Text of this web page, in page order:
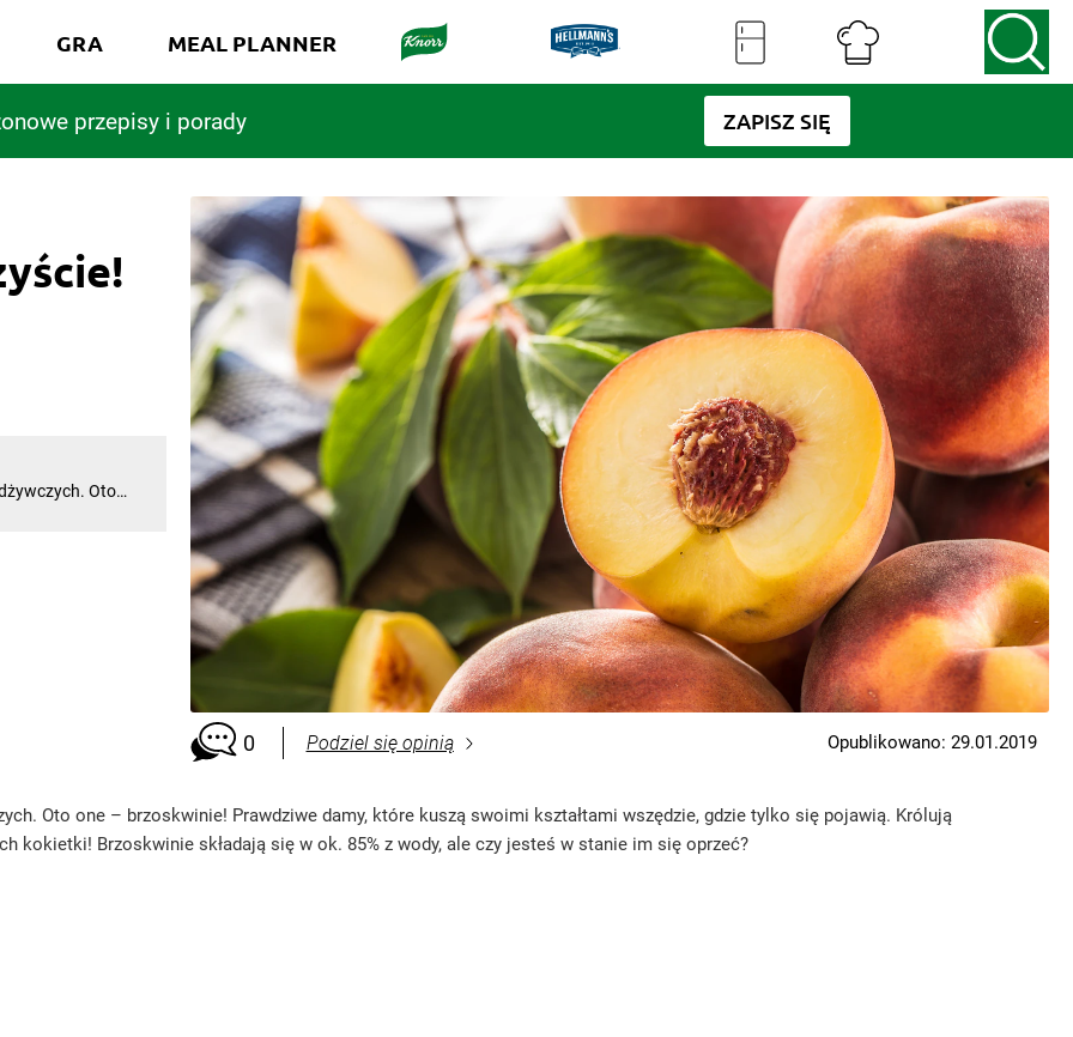
przepisy i porady ZAPISZ SIĘ
GRA MEAL PLANNER
Oto
0 Podziel się opinią Opublikowano: 29.01.2019
Oto one – brzoskwinie! Prawdziwe damy, które kuszą swoimi kształtami wszędzie, gdzie tylko się pojawią. Królują
kokietki! Brzoskwinie składają się w ok. 85% z wody, ale czy jesteś w stanie im się oprzeć?